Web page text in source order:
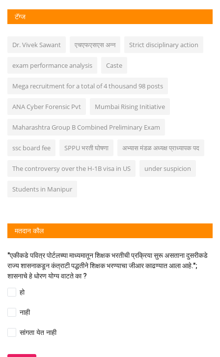
टॅग्ज
Dr. Vivek Sawant एचएफएसएस अन्न Strict disciplinary action
exam performance analysis Caste
Mega recruitment for a total of 4 thousand 98 posts
ANA Cyber ​​Forensic Pvt Mumbai Rising Initiative
Maharashtra Group B Combined Preliminary Exam
ssc board fee SPPU भरती घोषणा अभ्यास मंडळ अध्यक्ष प्राध्यापक पद
The controversy over the H-1B visa in US under suspicion
Students in Manipur
मतदान कौल
"एकीकडे पवित्र पोर्टलच्या माध्यमातून शिक्षक भरतीची प्रक्रिया सुरू असताना दुसरीकडे
राज्य शासनाकडून कंत्राटी पद्धतीने शिक्षक भरण्याचा जीआर काढण्यात आला आहे.";
शासनाचे हे धोरण योग्य वाटते का ?
हो
नाही
सांगता येत नाही